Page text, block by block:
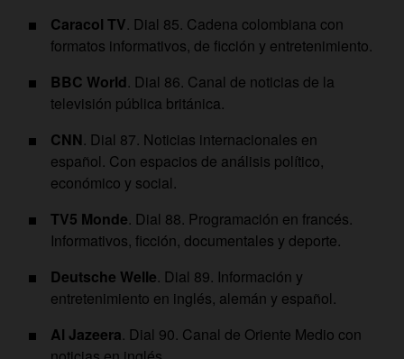
Caracol TV. Dial 85. Cadena colombiana con
formatos informativos, de ficción y entretenimiento.
BBC World. Dial 86. Canal de noticias de la
televisión pública británica.
CNN. Dial 87. Noticias internacionales en
español. Con espacios de análisis político,
económico y social.
TV5 Monde. Dial 88. Programación en francés.
Informativos, ficción, documentales y deporte.
Deutsche Welle. Dial 89. Información y
entretenimiento en inglés, alemán y español.
Al Jazeera. Dial 90. Canal de Oriente Medio con